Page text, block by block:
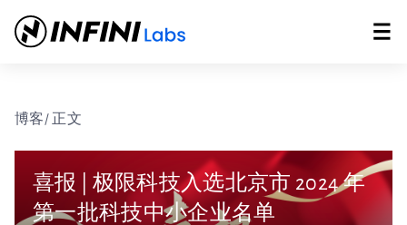
博客/ 正文
喜报 | 极限科技入选北京市 2024 年
第一批科技中小企业名单